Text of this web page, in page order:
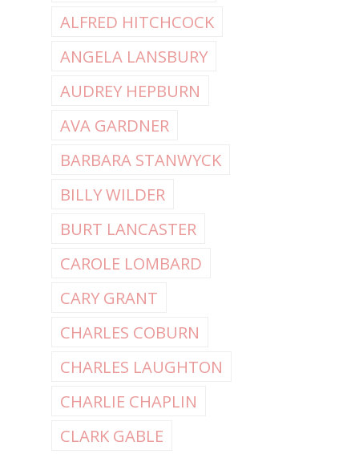
ALFRED HITCHCOCK
ANGELA LANSBURY
AUDREY HEPBURN
AVA GARDNER
BARBARA STANWYCK
BILLY WILDER
BURT LANCASTER
CAROLE LOMBARD
CARY GRANT
CHARLES COBURN
CHARLES LAUGHTON
CHARLIE CHAPLIN
CLARK GABLE